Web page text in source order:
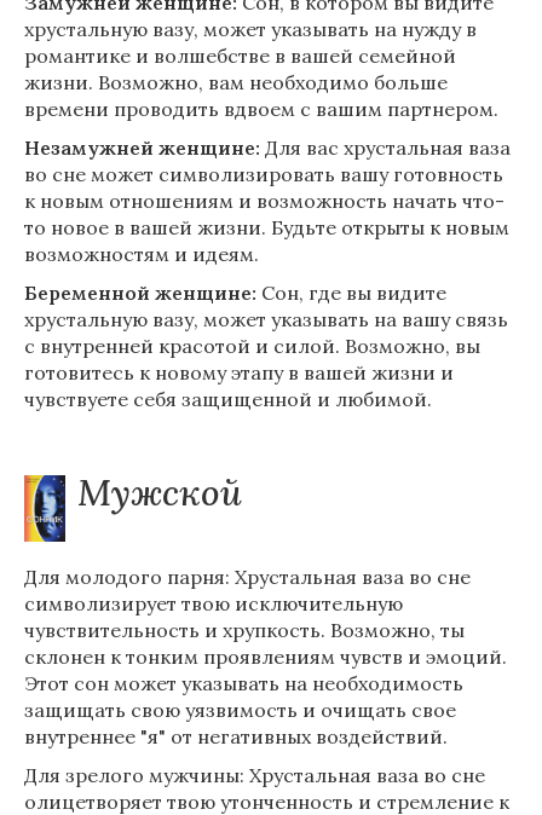
хрустальную вазу, может указывать на нужду в
романтике и волшебстве в вашей семейной
жизни. Возможно, вам необходимо больше
времени проводить вдвоем с вашим партнером.
Незамужней женщине: Для вас хрустальная ваза
во сне может символизировать вашу готовность
к новым отношениям и возможность начать что-
то новое в вашей жизни. Будьте открыты к новым
возможностям и идеям.
Беременной женщине: Сон, где вы видите
хрустальную вазу, может указывать на вашу связь
с внутренней красотой и силой. Возможно, вы
готовитесь к новому этапу в вашей жизни и
чувствуете себя защищенной и любимой.
Мужской
Для молодого парня: Хрустальная ваза во сне
символизирует твою исключительную
чувствительность и хрупкость. Возможно, ты
склонен к тонким проявлениям чувств и эмоций.
Этот сон может указывать на необходимость
защищать свою уязвимость и очищать свое
внутреннее "я" от негативных воздействий.
Для зрелого мужчины: Хрустальная ваза во сне
олицетворяет твою утонченность и стремление к